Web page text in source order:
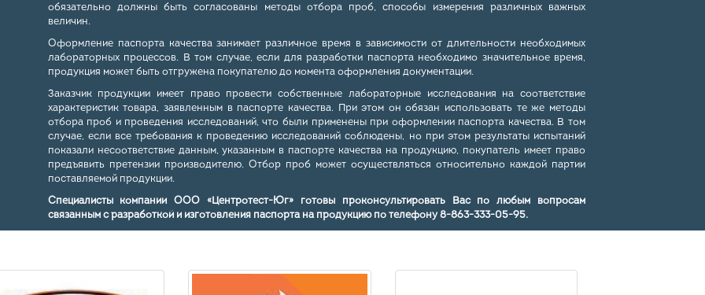
обязательно должны быть согласованы методы отбора проб, способы измерения различных важных
величин.
Оформление паспорта качества занимает различное время в зависимости от длительности необходимых
лабораторных процессов. В том случае, если для разработки паспорта необходимо значительное время,
продукция может быть отгружена покупателю до момента оформления документации.
Заказчик продукции имеет право провести собственные лабораторные исследования на соответствие
характеристик товара, заявленным в паспорте качества. При этом он обязан использовать те же методы
отбора проб и проведения исследований, что были применены при оформлении паспорта качества. В том
случае, если все требования к проведению исследований соблюдены, но при этом результаты испытаний
показали несоответствие данным, указанным в паспорте качества на продукцию, покупатель имеет право
предъявить претензии производителю. Отбор проб может осуществляться относительно каждой партии
поставляемой продукции.
Специалисты компании ООО «Центротест-Юг» готовы проконсультировать Вас по любым вопросам
связанным с разработкой и изготовления паспорта на продукцию по телефону 8-863-333-05-95.